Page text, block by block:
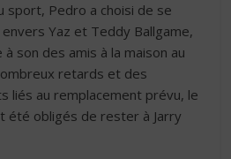
sport, Pedro a choisi de se
Yaz et Teddy Ballgame,
son des amis à la maison au
retards et des
liés au remplacement prévu, le
été obligés de rester à Jarry